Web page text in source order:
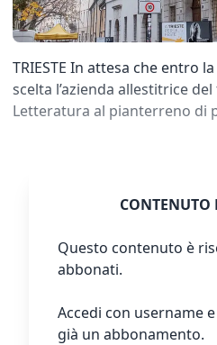
TRIESTE In attesa che entro
scelta l’azienda allestitrice
Letteratura al pianterreno di
CONTENUTO
Questo contenuto è
abbonati.
Accedi con username
già un abbonamento.